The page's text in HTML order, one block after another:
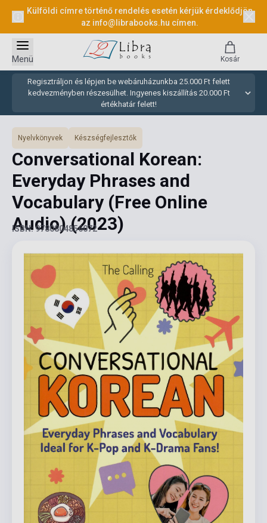
Külföldi címre történő rendelés esetén kérjük érdeklődjön
az info@librabooks.hu címen.
Regisztráljon és lépjen be webáruházunkba 25.000 Ft felett
kedvezményben részesülhet. Ingyenes kiszállítás 20.000 Ft
értékhatár felett!
Menü Kosár
Nyelvkönyvek Készségfejlesztők
Conversational Korean:
Everyday Phrases and
Vocabulary (Free Online
Audio)(2023)
ISBN: 9780804856072